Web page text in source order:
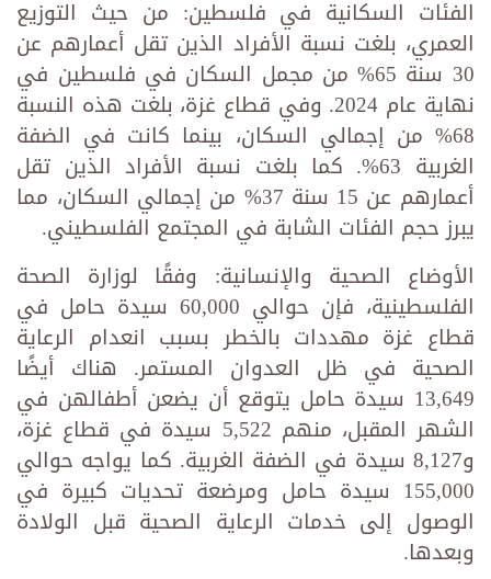
الفئات السكانية في فلسطين: من حيث التوزيع
العمري، بلغت نسبة الأفراد الذين تقل أعمارهم عن
30 سنة 65% من مجمل السكان في فلسطين في
نهاية عام 2024. وفي قطاع غزة، بلغت هذه النسبة
68% من إجمالي السكان، بينما كانت في الضفة
الغربية 63%. كما بلغت نسبة الأفراد الذين تقل
أعمارهم عن 15 سنة 37% من إجمالي السكان، مما
يبرز حجم الفئات الشابة في المجتمع الفلسطيني.
الأوضاع الصحية والإنسانية: وفقًا لوزارة الصحة
الفلسطينية، فإن حوالي 60,000 سيدة حامل في
قطاع غزة مهددات بالخطر بسبب انعدام الرعاية
الصحية في ظل العدوان المستمر. هناك أيضًا
13,649 سيدة حامل يتوقع أن يضعن أطفالهن في
الشهر المقبل، منهم 5,522 سيدة في قطاع غزة،
و8,127 سيدة في الضفة الغربية. كما يواجه حوالي
155,000 سيدة حامل ومرضعة تحديات كبيرة في
الوصول إلى خدمات الرعاية الصحية قبل الولادة
وبعدها.